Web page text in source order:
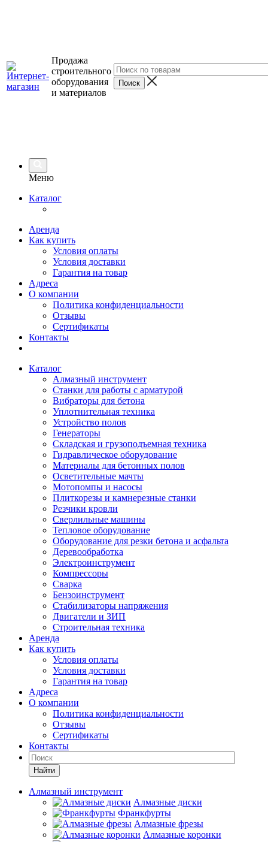
Продажа
строительного
оборудования
и материалов
Меню
Каталог
Аренда
Как купить
Условия оплаты
Условия доставки
Гарантия на товар
Адреса
О компании
Политика конфиденциальности
Отзывы
Сертификаты
Контакты
Каталог
Алмазный инструмент
Станки для работы с арматурой
Вибраторы для бетона
Уплотнительная техника
Устройство полов
Генераторы
Складская и грузоподъемная техника
Гидравлическое оборудование
Материалы для бетонных полов
Осветительные мачты
Мотопомпы и насосы
Плиткорезы и камнерезные станки
Резчики кровли
Сверлильные машины
Тепловое оборудование
Оборудование для резки бетона и асфальта
Деревообработка
Электроинструмент
Компрессоры
Сварка
Бензоинструмент
Стабилизаторы напряжения
Двигатели и ЗИП
Строительная техника
Аренда
Как купить
Условия оплаты
Условия доставки
Гарантия на товар
Адреса
О компании
Политика конфиденциальности
Отзывы
Сертификаты
Контакты
Найти
Алмазный инструмент
Алмазные диски
Франкфурты
Алмазные фрезы
Алмазные коронки